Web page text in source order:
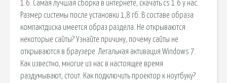
1.6. Самая лучшая сборка в интернете, скачать cs 1.6 у нас.
Размер системы после установки 1,8 гб. В составе образа
компактдиска имеется образ раздела. Не открываются
некоторые сайты? Узнайте причину, почему сайты не
открываются в браузере. Легальная активация Windows 7.
Как известно, многие из нас в настоящее время
раздумывают, стоит. Как подключить проектор к ноутбуку?